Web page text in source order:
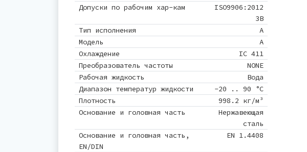
Допуски по рабочим хар-кам
ISO9906:2012
3B
Тип исполнения
A
Модель
A
Охлаждение
IC 411
Преобразователь частоты
NONE
Рабочая жидкость
Вода
Диапазон температур жидкости
-20 .. 90 °C
Плотность
998.2 кг/м³
Основание и головная часть
Нержавеющая
сталь
Основание и головная часть,
EN/DIN
EN 1.4408